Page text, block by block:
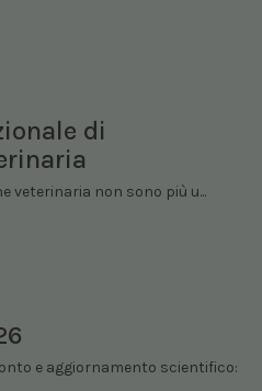
di
veterinaria non sono più u...
e aggiornamento scientifico: